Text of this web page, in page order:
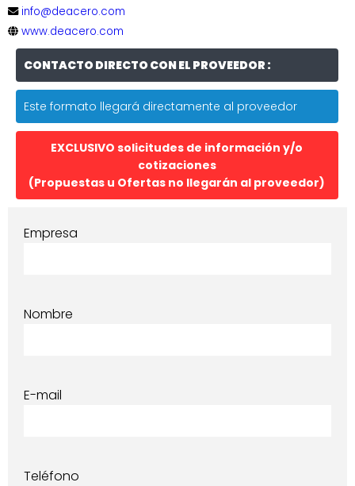
info@deacero.com
www.deacero.com
CONTACTO DIRECTO CON EL PROVEEDOR :
Este formato llegará directamente al proveedor
EXCLUSIVO solicitudes de información y/o
cotizaciones
(Propuestas u Ofertas no llegarán al proveedor)
Empresa
Nombre
E-mail
Teléfono